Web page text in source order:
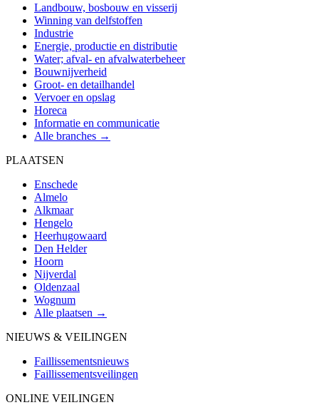
Landbouw, bosbouw en visserij
Winning van delfstoffen
Industrie
Energie, productie en distributie
Water; afval- en afvalwaterbeheer
Bouwnijverheid
Groot- en detailhandel
Vervoer en opslag
Horeca
Informatie en communicatie
Alle branches →
PLAATSEN
Enschede
Almelo
Alkmaar
Hengelo
Heerhugowaard
Den Helder
Hoorn
Nijverdal
Oldenzaal
Wognum
Alle plaatsen →
NIEUWS & VEILINGEN
Faillissementsnieuws
Faillissementsveilingen
ONLINE VEILINGEN